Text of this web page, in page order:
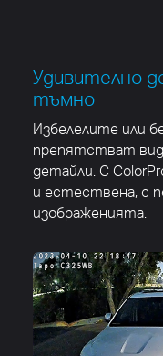
Удивително
тъмно
Избелелите или
препятстват
детайли. С
и естествена, с
изображенията.